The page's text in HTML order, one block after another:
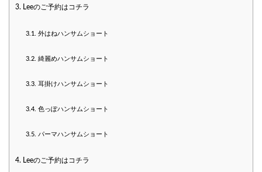
3. Leeのご予約はコチラ
3.1. 外はねハンサムショート
3.2. 綺麗めハンサムショート
3.3. 耳掛けハンサムショート
3.4. 色っぽハンサムショート
3.5. パーマハンサムショート
4. Leeのご予約はコチラ